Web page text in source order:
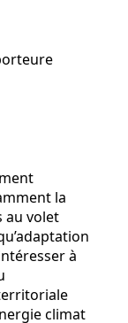
la
au volet
à
climat